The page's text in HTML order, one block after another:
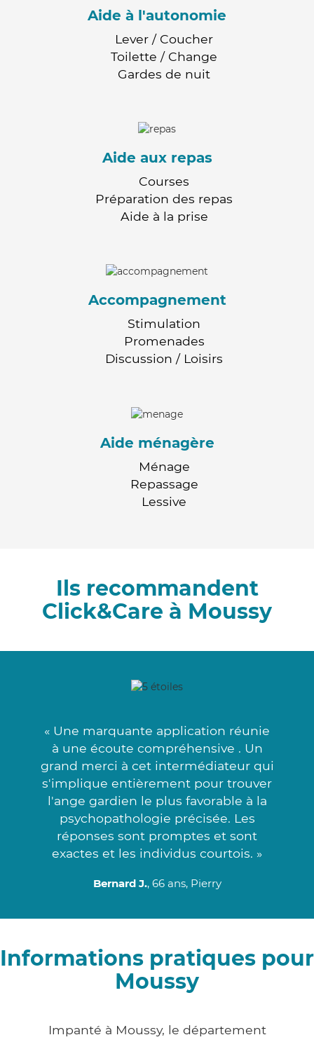
Aide à l'autonomie
Lever / Coucher
Toilette / Change
Gardes de nuit
Aide aux repas
Courses
Préparation des repas
Aide à la prise
Accompagnement
Stimulation
Promenades
Discussion / Loisirs
Aide ménagère
Ménage
Repassage
Lessive
Ils recommandent
Click&Care à Moussy
« Une marquante application réunie
à une écoute compréhensive . Un
grand merci à cet intermédiateur qui
s'implique entièrement pour trouver
l'ange gardien le plus favorable à la
psychopathologie précisée. Les
réponses sont promptes et sont
exactes et les individus courtois. »
Bernard J., 66 ans, Pierry
Informations pratiques pour
Moussy
Impanté à Moussy, le département